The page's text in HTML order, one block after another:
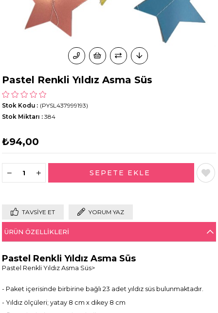
Pastel Renkli Yıldız Asma Süs
(PYSL437999193)
Stok Kodu
Stok Miktarı : 384
₺94,00
TAVSIYE ET YORUM YAZ
ÜRÜN ÖZELLIKLERI
Pastel Renkli Yıldız Asma Süs
Pastel Renkli Yıldız Asma Süs>
- Paket içerisinde birbirine bağlı 23 adet yıldız süs bulunmaktadır.
- Yıldız ölçüleri; yatay 8 cm x dikey 8 cm